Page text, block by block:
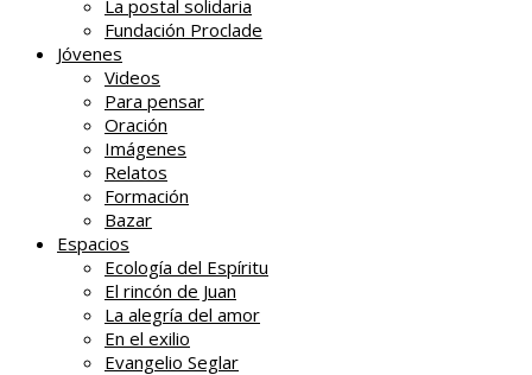
La postal solidaria
Fundación Proclade
Jóvenes
Videos
Para pensar
Oración
Imágenes
Relatos
Formación
Bazar
Espacios
Ecología del Espíritu
El rincón de Juan
La alegría del amor
En el exilio
Evangelio Seglar